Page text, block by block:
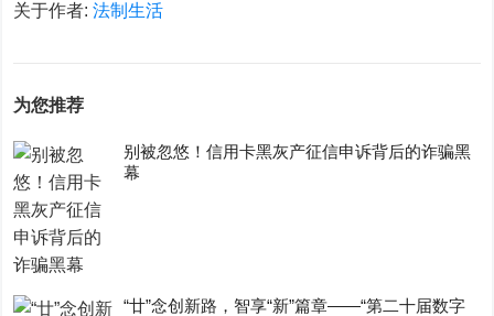
关于作者:法制生活
为您推荐
别被忽悠！信用卡黑灰产征信申诉背后的诈骗黑
幕
“廿”念创新路，智享“新”篇章——“第二十届数字